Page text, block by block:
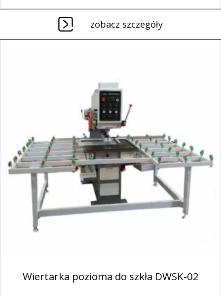
zobacz szczegóły
Wiertarka pozioma do szkła DWSK-02